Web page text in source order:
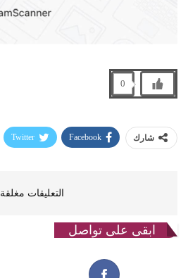
0
شارك Facebook
Twitter
التعليقات مغلقة.
ابقى على تواصل